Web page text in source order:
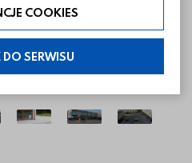
cookies”. W każdej chwili
zgody w zakładce:
cookies.
COOKIES
DO SERWISU